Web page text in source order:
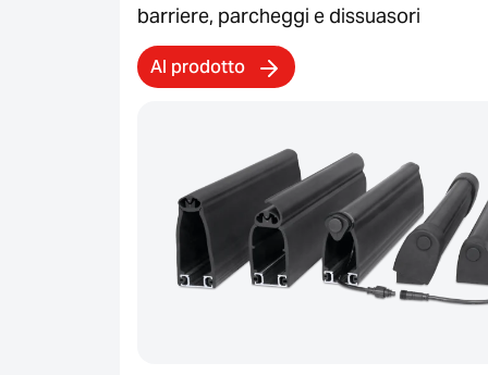
barriere, parcheggi e dissuasori
Al prodotto